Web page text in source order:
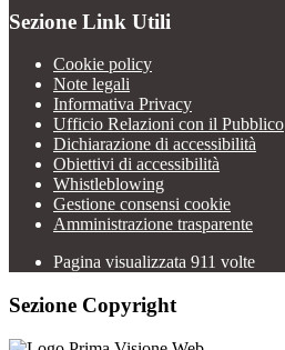
Sezione Link Utili
Cookie policy
Note legali
Informativa Privacy
Ufficio Relazioni con il Pubblico
Dichiarazione di accessibilità
Obiettivi di accessibilità
Whistleblowing
Gestione consensi cookie
Amministrazione trasparente
Pagina visualizzata 911 volte
Sezione Copyright